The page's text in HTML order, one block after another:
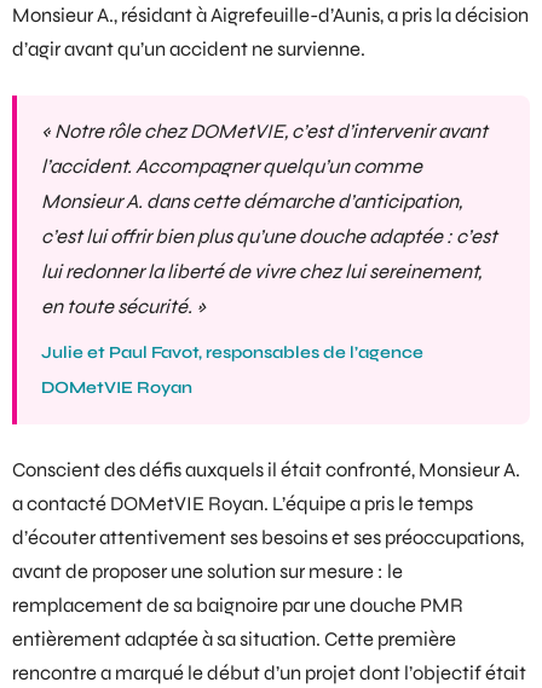
Monsieur A., résidant à Aigrefeuille-d’Aunis, a pris la décision
d’agir avant qu’un accident ne survienne.
« Notre rôle chez DOMetVIE, c’est d’intervenir avant
l’accident. Accompagner quelqu’un comme
Monsieur A. dans cette démarche d’anticipation,
c’est lui offrir bien plus qu’une douche adaptée : c’est
lui redonner la liberté de vivre chez lui sereinement,
en toute sécurité. »
Julie et Paul Favot, responsables de l’agence
DOMetVIE Royan
Conscient des défis auxquels il était confronté, Monsieur A.
a contacté DOMetVIE Royan. L’équipe a pris le temps
d’écouter attentivement ses besoins et ses préoccupations,
avant de proposer une solution sur mesure : le
remplacement de sa baignoire par unedouche PMR
entièrement adaptée à sa situation. Cette première
rencontre a marqué le début d’un projet dont l’objectif était